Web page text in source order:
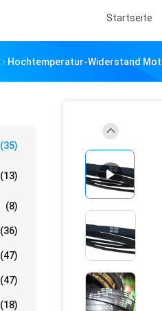
Startseite
Hochtemperatur-Widerstand
(35)
(13)
(8)
(36)
(47)
(47)
(18)